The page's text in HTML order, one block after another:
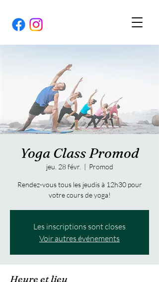
Yoga Class Promod
jeu. 28 févr.
  |
Promod
Rendez-vous tous les jeudis à 12h30 pour
votre cours de yoga!
Les inscriptions sont closes
Voir autres événements
Heure et lieu